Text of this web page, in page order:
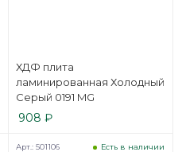
ХДФ плита
ламинированная Холодный
Серый 0191 MG
908 ₽
Есть в наличии
Арт.: 501106